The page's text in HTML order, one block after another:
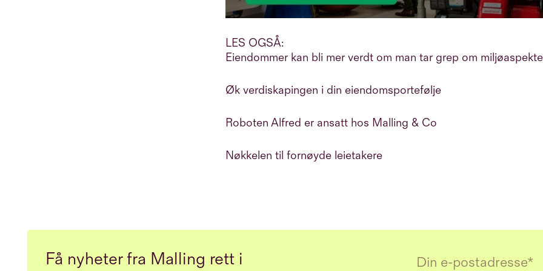
LES OGSÅ:
Eiendommer kan bli mer verdt om man tar grep om
Øk verdiskapingen i din eiendomsportefølje
Roboten Alfred er ansatt hos Malling & Co
Nøkkelen til fornøyde leietakere
Få nyheter fra Malling rett i Email